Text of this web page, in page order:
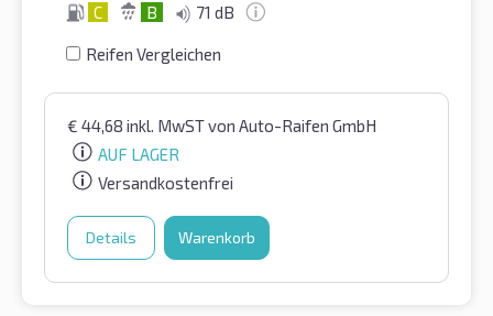
C B 71 dB
Reifen Vergleichen
€ 44,68 inkl. MwSTvon Auto-Raifen GmbH
AUF LAGER
Versandkostenfrei
Details Warenkorb